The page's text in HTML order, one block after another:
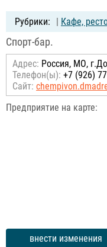
| Кафе,
Спорт-бар.
Адрес: Россия, МО,
Телефон(ы): +7 (926)
Сайт:
Предприятие на карте:
внести изменения